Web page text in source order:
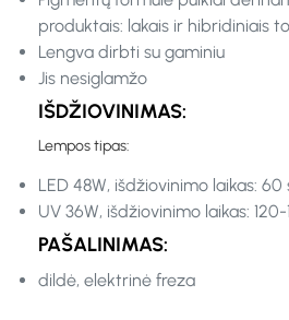
produktais: lakais ir hibridiniais
Lengva dirbti su gaminiu
Jis nesiglamžo
IŠDŽIOVINIMAS:
Lempos tipas:
LED 48W, išdžiovinimo laikas: 60
UV 36W, išdžiovinimo laikas: 120-
PAŠALINIMAS:
dildė, elektrinė freza